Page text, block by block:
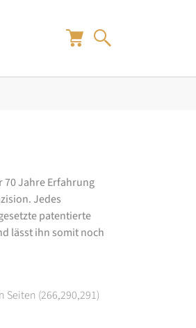
70 Jahre Erfahrung
Jedes
patentierte
lässt ihn somit noch
Seiten (266,290,291)